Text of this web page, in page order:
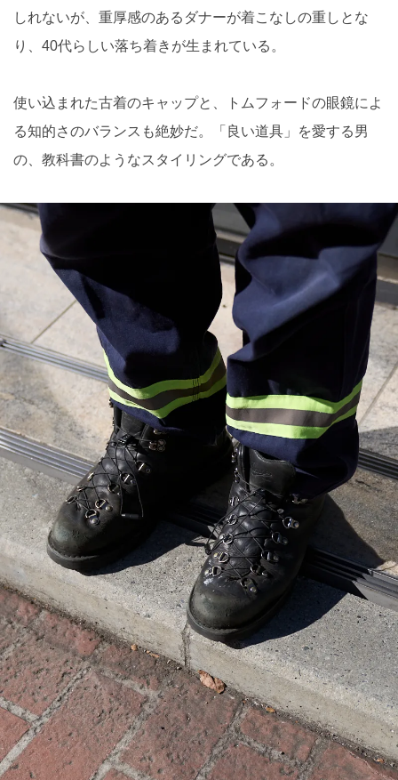
しれないが、重厚感のあるダナーが着こなしの重しとな
り、40代らしい落ち着きが生まれている。
使い込まれた古着のキャップと、トムフォードの眼鏡によ
る知的さのバランスも絶妙だ。「良い道具」を愛する男
の、教科書のようなスタイリングである。